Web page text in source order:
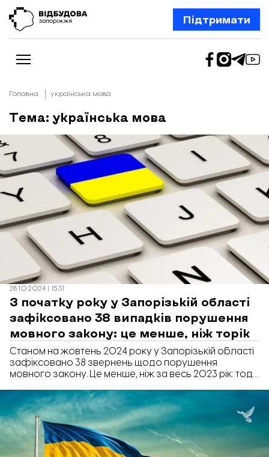
Підтримати
Новини
Відбудова Запоріжжя
Ексклюзив
Бізнес
Шлях додому
Відбудова. Життя
Колонки
Про нас
Редакційна політика
Головна українська мова
Тема: українська мова
28.10.2024 | 15:31
З початку року у Запорізькій області
зафіксовано 38 випадків порушення
мовного закону: це менше, ніж торік
Станом на жовтень 2024 року у Запорізькій області
зафіксовано 38 звернень щодо порушення
мовного закону. Це менше, ніж за весь 2023 рік: тоді